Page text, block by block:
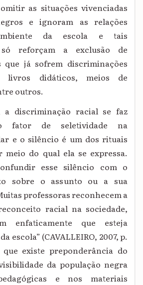
as situações vivenciadas
e ignoram as relações
da escola e tais
só reforçam a exclusão de
que já sofrem discriminações
livros didáticos, meios de
outros.
a discriminação racial se faz
fator de seletividade na
e o silêncio é um dos rituais
meio do qual ela se expressa.
esse silêncio com o
sobre o assunto ou a sua
professoras reconhecem a
racial na sociedade,
enfaticamente que esteja
escola” (CAVALLEIRO, 2007, p.
existe preponderância do
da população negra
e nos materiais